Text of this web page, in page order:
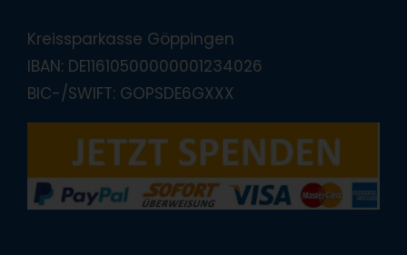
Kreissparkasse Göppingen
IBAN: DE11610500000001234026
BIC-/SWIFT: GOPSDE6GXXX